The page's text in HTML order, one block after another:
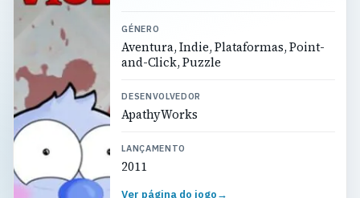
GÉNERO
Aventura, Indie, Plataformas, Point-
and-Click, Puzzle
DESENVOLVEDOR
ApathyWorks
LANÇAMENTO
2011
Ver página do jogo→